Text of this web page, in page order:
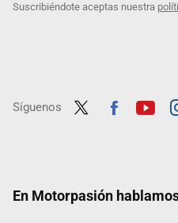
Suscribiéndote aceptas nuestra
Síguenos
En Motorpasión